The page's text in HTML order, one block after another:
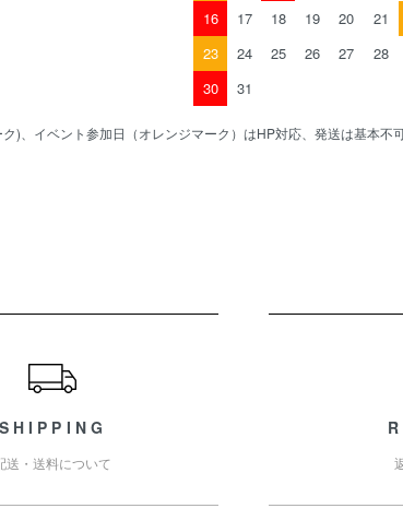
16
17 18 19 20 21
23
24 25 26 27 28
30
31
)、イベント参加日（オレンジマーク）はHP対応、発送は基本
SHIPPING
送・送料について